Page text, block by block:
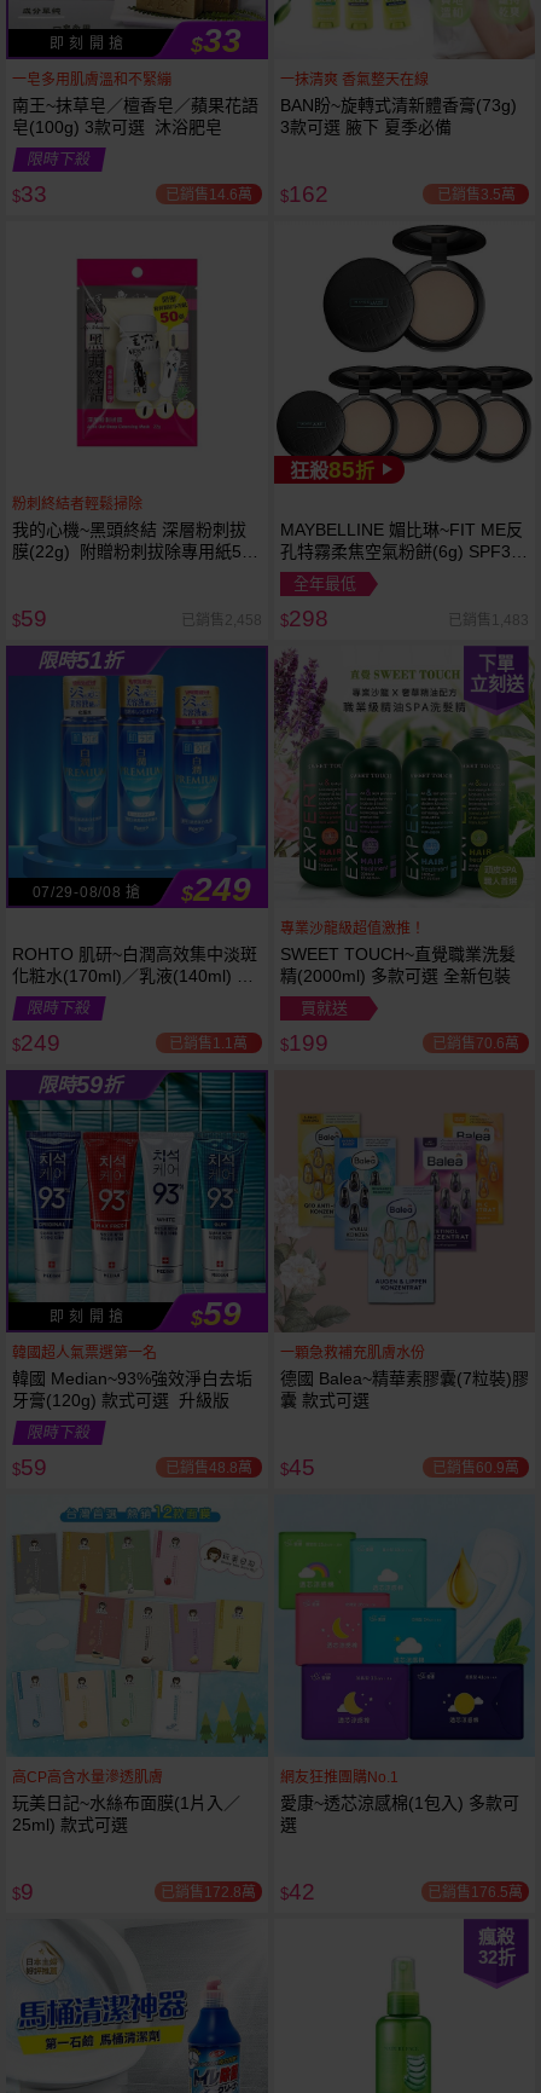
立刻送
越多越
便宜
即 刻 開 搶 $33
一皂多用肌膚溫和不緊繃
南王~抹草皂／檀香皂／蘋果花語
皂(100g) 3款可選 沐浴肥皂
限時下殺
$33 已銷售14.6萬
一抹清爽 香氣整天在線
BAN盼~旋轉式清新體香膏(73g)
3款可選 腋下 夏季必備
$162 已銷售3.5萬
粉刺終結者輕鬆掃除
我的心機~黑頭終結 深層粉刺拔
膜(22g) 附贈粉刺拔除專用紙50
$59 已銷售2,458
狂殺85折
MAYBELLINE 媚比琳~FIT ME反
孔特霧柔焦空氣粉餅(6g) SPF32
PA+++ 款式可選 空氣小圓餅
全年最低
$298 已銷售1,483
限時51折
07/29-08/08 搶 $249
ROHTO 肌研~白潤高效集中淡斑
化粧水(170ml)／乳液(140ml) 款
式可選
限時下殺
$249 已銷售1.1萬
下單
立刻送
專業沙龍級超值激推！
SWEET TOUCH~直覺職業洗髮
精(2000ml) 多款可選 全新包裝
買就送
$199 已銷售70.6萬
限時59折
即 刻 開 搶 $59
韓國超人氣票選第一名
韓國 Median~93%強效淨白去垢
牙膏(120g) 款式可選 升級版
限時下殺
$59 已銷售48.8萬
一顆急救補充肌膚水份
德國 Balea~精華素膠囊(7粒裝)膠
囊 款式可選
$45 已銷售60.9萬
高CP高含水量滲透肌膚
玩美日記~水絲布面膜(1片入／
25ml) 款式可選
$9 已銷售172.8萬
網友狂推團購No.1
愛康~透芯涼感棉(1包入) 多款可
選
$42 已銷售176.5萬
瘋殺
32折